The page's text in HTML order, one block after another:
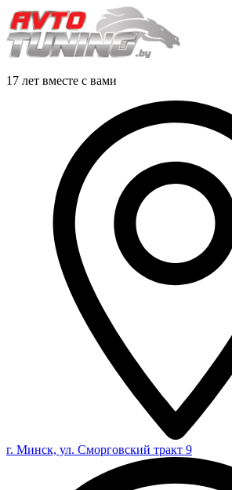
17 лет вместе с вами
г. Минск, ул. Сморговский тракт 9